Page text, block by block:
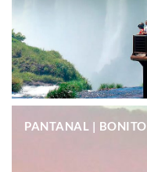
PANTANAL | BONITO